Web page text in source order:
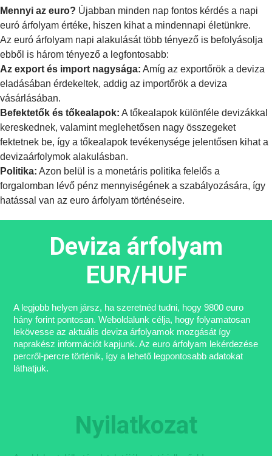
Mennyi az euro? Újabban minden nap fontos kérdés a napi
euró árfolyam értéke, hiszen kihat a mindennapi életünkre.
Az euró árfolyam napi alakulását több tényező is befolyásolja
ebből is három tényező a legfontosabb:
Az export és import nagysága: Amíg az exportőrök a deviza
eladásában érdekeltek, addig az importőrök a deviza
vásárlásában.
Befektetők és tőkealapok: A tőkealapok különféle devizákkal
kereskednek, valamint meglehetősen nagy összegeket
fektetnek be, így a tőkealapok tevékenysége jelentősen kihat a
devizaárfolymok alakulásban.
Politika: Azon belül is a monetáris politika felelős a
forgalomban lévő pénz mennyiségének a szabályozására, így
hatással van az euro árfolyam történéseire.
Deviza árfolyam
EUR/HUF
A legjobb helyen jársz, ha szeretnéd tudni, hogy 9800 euro
hány forint pontosan. Weboldalunk célja, hogy folyamatosan
lekövesse az aktuális deviza árfolyamok mozgását így
naprakész információt kapjunk. Az euro árfolyam lekérdezése
percről-percre történik, így a lehető legpontosabb adatokat
láthatjuk.
Nyilatkozat